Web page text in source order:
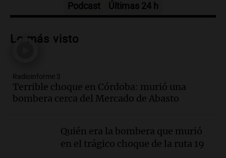
Caputo | Por Sergio Suppo
Audio.
interior, no se aten los rulos | Por
Adrián Simioni
Tras atrincherarse, la intendenta
interina de Villa Santa Cruz del Lago
Podcast Últimas 24 h
Lo más visto
Radioinforme 3
Terrible choque en Córdoba: murió una
bombera cerca del Mercado de Abasto
Quién era la bombera que murió
en el trágico choque de la ruta 19